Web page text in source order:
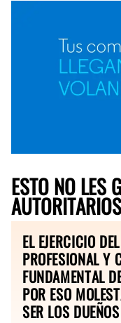
ESTO NO LES
AUTORITARIOS
EL EJERCICIO
PROFESIONAL Y
FUNDAMENTAL
POR ESO
SER LOS